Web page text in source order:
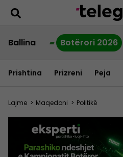
Ballina Botërori 2026
Prishtina Prizreni Peja
Lajme > Maqedoni > Politikë